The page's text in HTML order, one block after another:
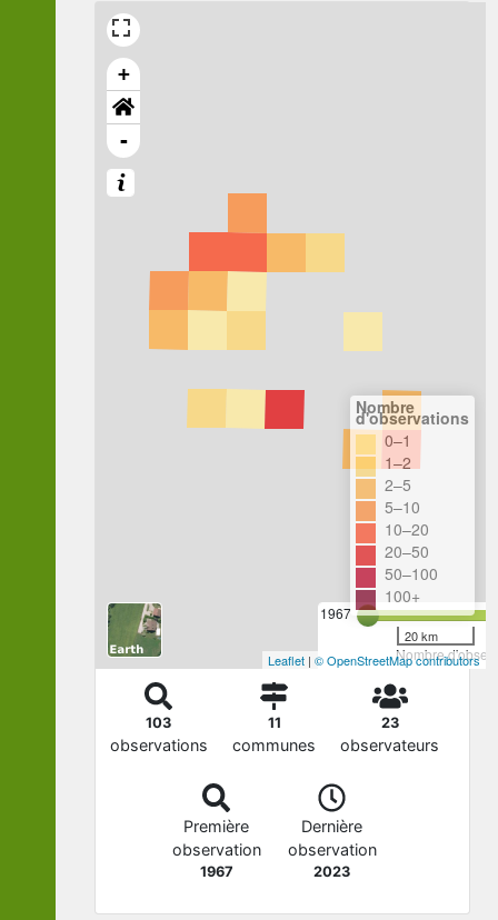
+
-
1967
Nombre
Nombre
d'observations
0–1
1–2
2–5
5–10
10–20
20–50
50–100
100+
20 km
Leaflet | © OpenStreetMap contributors
103
observations
11
communes
23
observateurs
Première
observation
1967
Dernière
observation
2023